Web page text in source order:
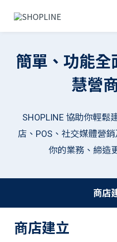
簡單、功能全
慧營
SHOPLINE 協助你輕鬆
店、POS、社交媒體營
你的業務、締造
商店
商店建立